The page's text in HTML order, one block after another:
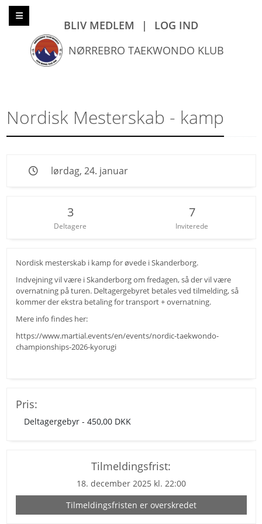
BLIV MEDLEM |
LOG IND
NØRREBRO TAEKWONDO KLUB
Nordisk Mesterskab - kamp
lørdag, 24. januar
3
Deltagere
7
Inviterede
Nordisk mesterskab i kamp for øvede i Skanderborg.
Indvejning vil være i Skanderborg om fredagen, så der vil være
overnatning på turen. Deltagergebyret betales ved tilmelding, så
kommer der ekstra betaling for transport + overnatning.
Mere info findes her:
https://www.martial.events/en/events/nordic-taekwondo-
championships-2026-kyorugi
Pris:
Deltagergebyr - 450,00 DKK
Tilmeldingsfrist:
18. december 2025 kl. 22:00
Tilmeldingsfristen er overskredet